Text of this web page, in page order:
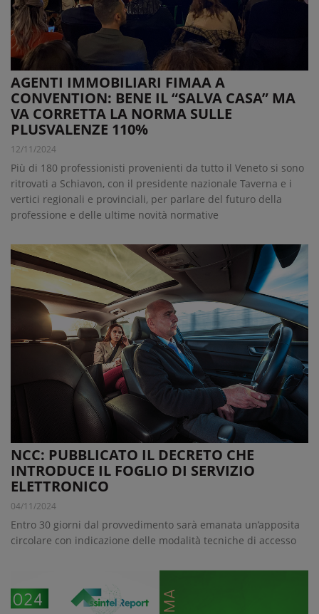
AGENTI IMMOBILIARI FIMAA A
CONVENTION: BENE IL “SALVA CASA” MA
VA CORRETTA LA NORMA SULLE
PLUSVALENZE 110%
12/11/2024
Più di 180 professionisti provenienti da tutto il Veneto si sono
ritrovati a Schiavon, con il presidente nazionale Taverna e i
vertici regionali e provinciali, per parlare del futuro della
professione e delle ultime novità normative
NCC: PUBBLICATO IL DECRETO CHE
INTRODUCE IL FOGLIO DI SERVIZIO
ELETTRONICO
04/11/2024
Entro 30 giorni dal provvedimento sarà emanata un’apposita
circolare con indicazione delle modalità tecniche di accesso